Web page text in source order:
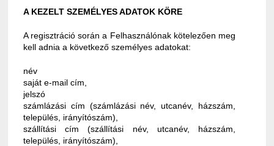
A KEZELT SZEMÉLYES ADATOK KÖRE
A regisztráció során a Felhasználónak kötelezően meg
kell adnia a következő személyes adatokat:
név
saját e-mail cím,
jelszó
számlázási cím (számlázási név, utcanév, házszám,
település, irányítószám),
szállítási cím (szállítási név, utcanév, házszám,
település, irányítószám),